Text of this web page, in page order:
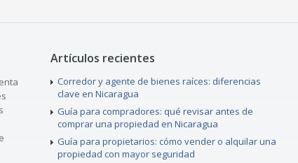
Artículos recientes
Corredor y agente de bienes raíces: diferencias
clave en Nicaragua
Guía para compradores: qué revisar antes de
comprar una propiedad en Nicaragua
Guía para propietarios: cómo vender o alquilar una
propiedad con mayor seguridad